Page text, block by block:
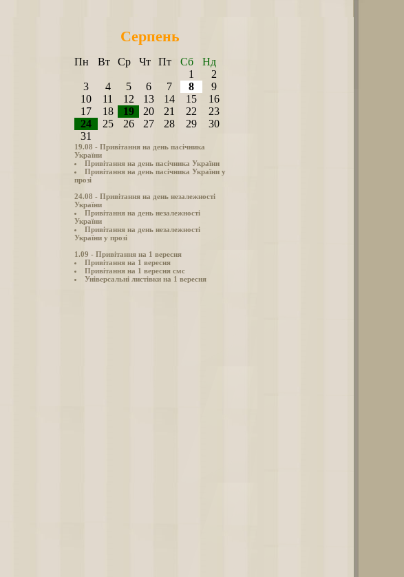
Серпень
Пн Вт Ср Чт Пт Сб
Нд
1
2
3
4 5 6 7 8
9
10
11 12 13 14 15
16
17
18 19 20 21 22
23
24
25 26 27 28 29
30
31
19.08 - Привітання на день пасічника
України
Привітання на день пасічника України
Привітання на день пасічника України у
прозі
24.08 - Привітання на день незалежності
України
Привітання на день незалежності
України
Привітання на день незалежності
України у прозі
1.09 - Привітання на 1 вересня
Привітання на 1 вересня
Привітання на 1 вересня смс
Універсальні листівки на 1 вересня